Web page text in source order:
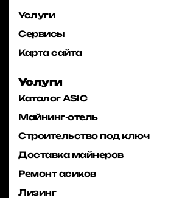
Услуги
Сервисы
Карта сайта
Услуги
Каталог ASIC
Майнинг-отель
Строительство под ключ
Доставка майнеров
Ремонт асиков
Лизинг